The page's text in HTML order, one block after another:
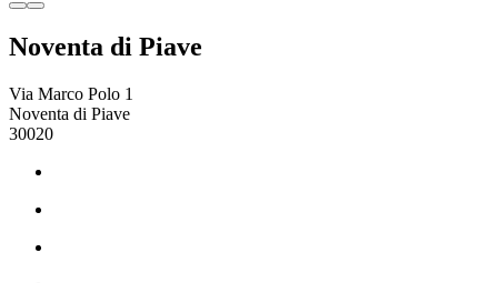
Noventa di Piave
Via Marco Polo 1
Noventa di Piave
30020